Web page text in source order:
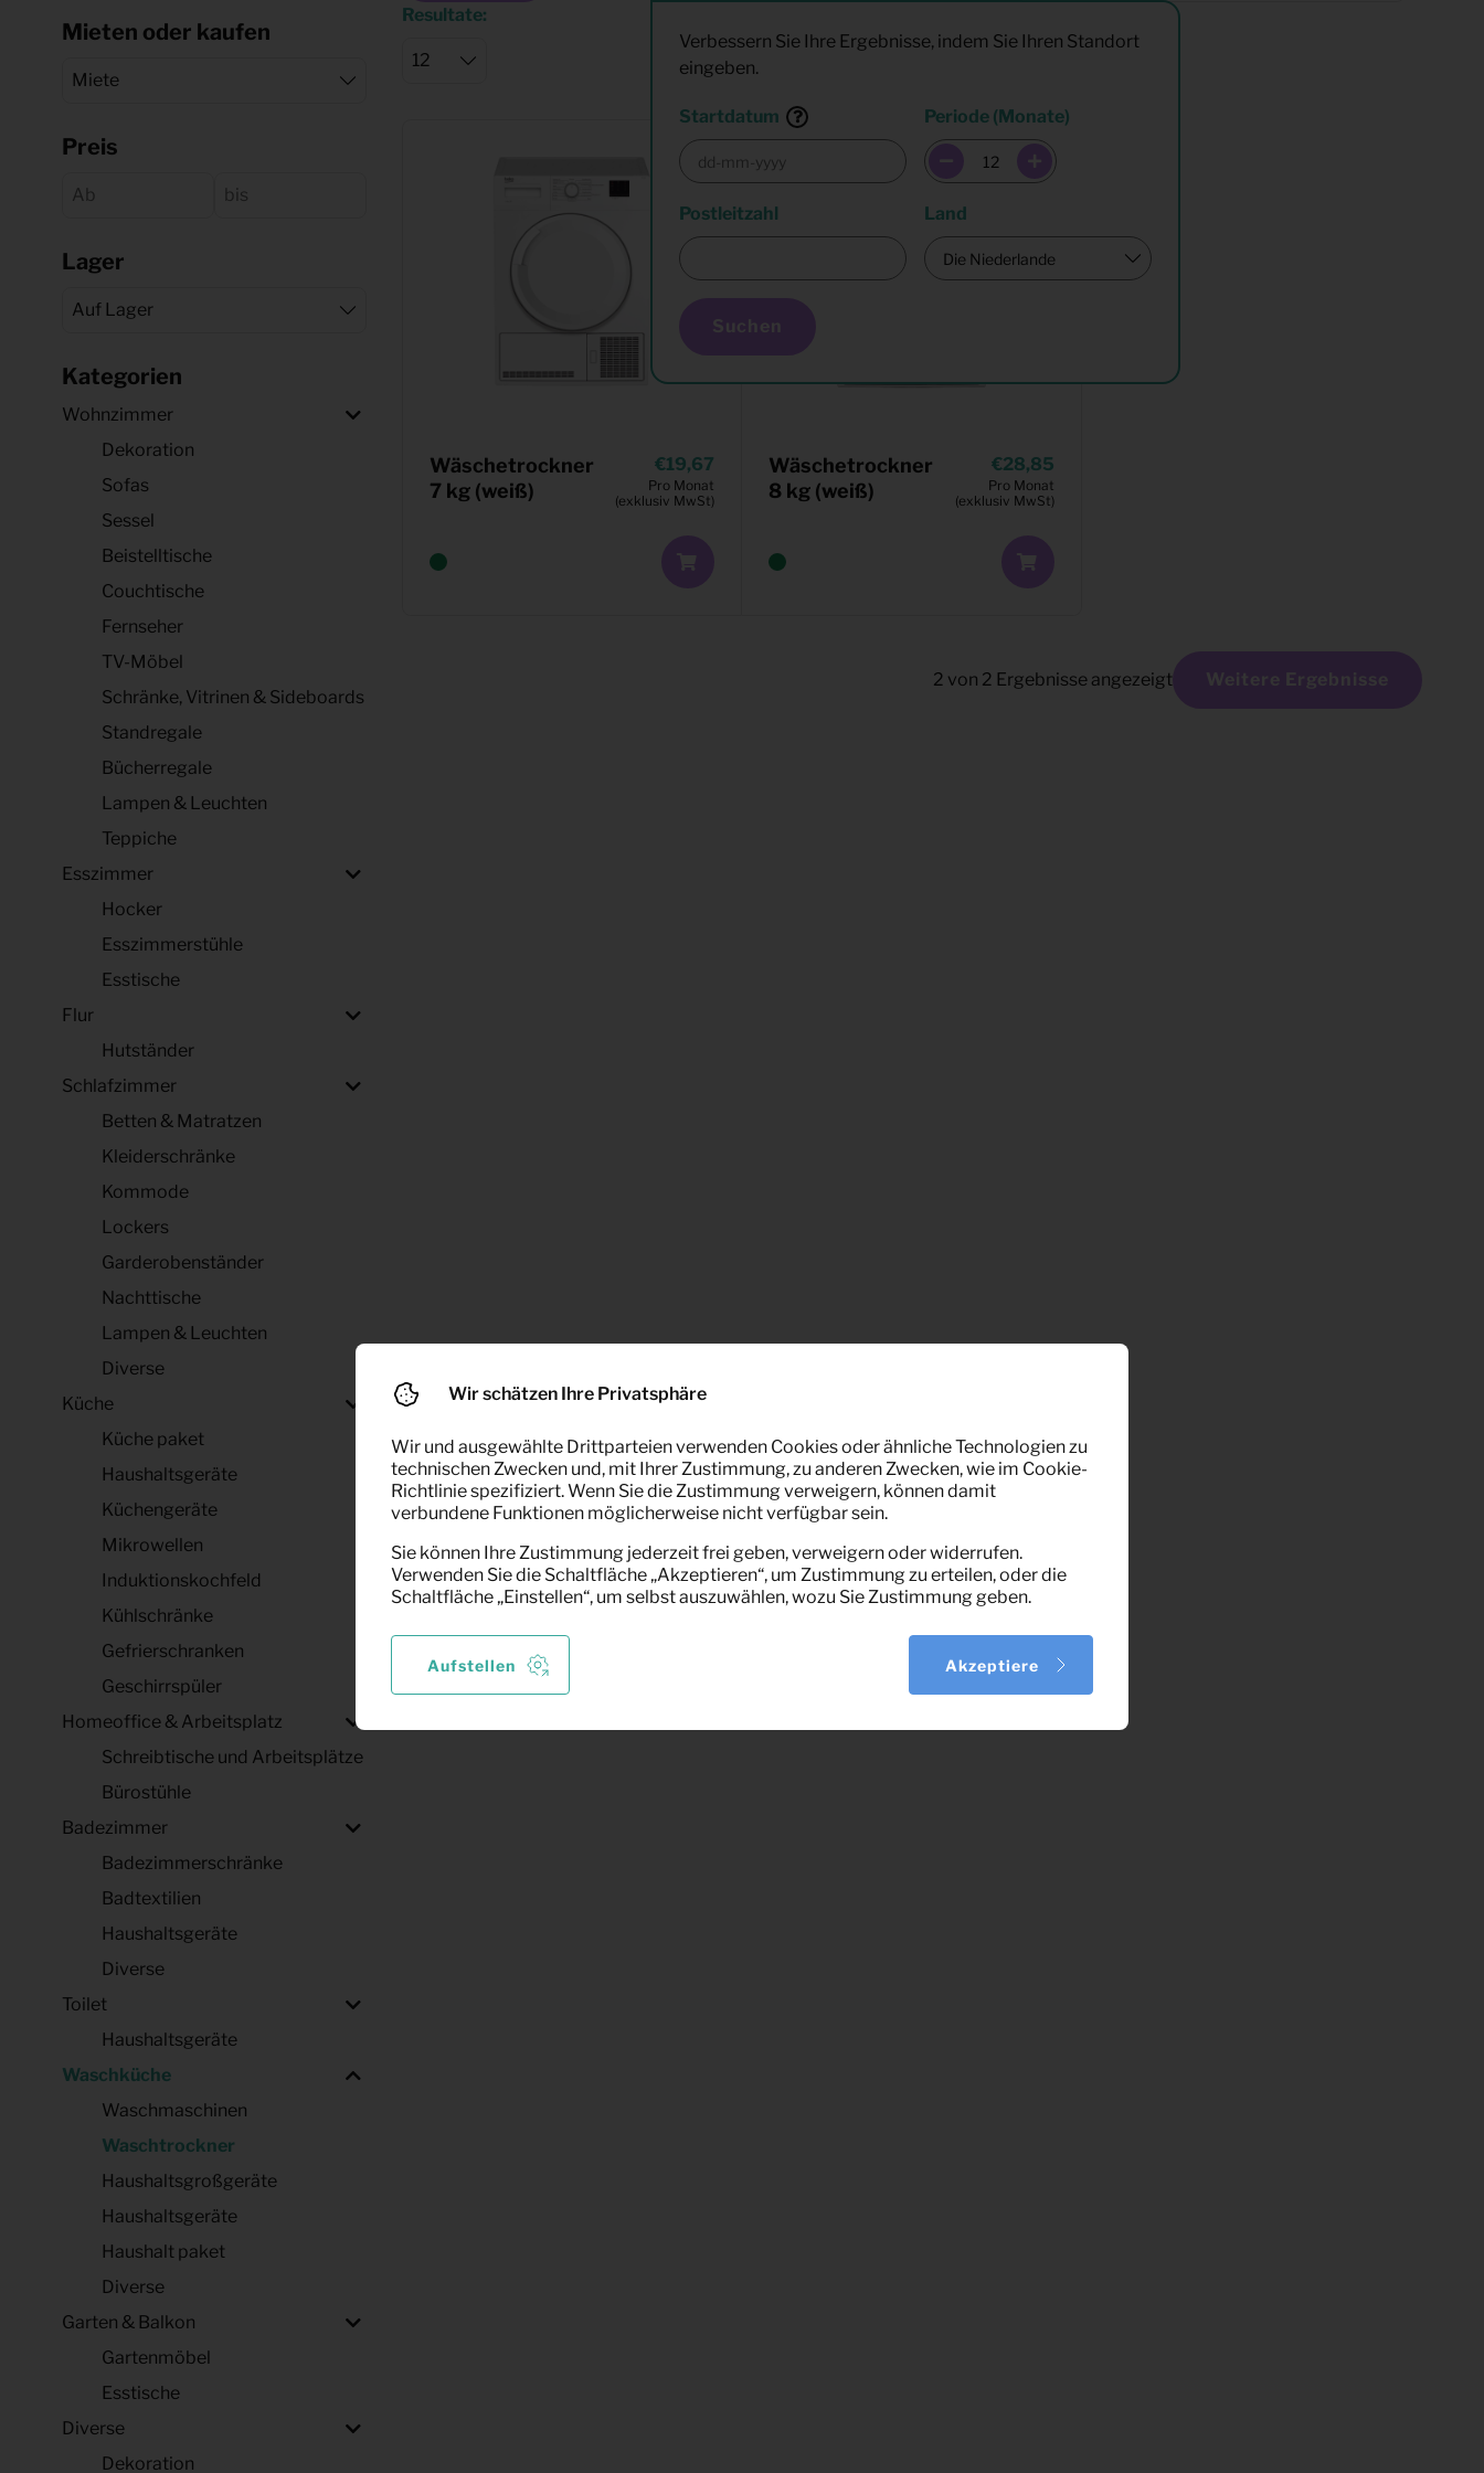
Mieten oder kaufen
Preis
Lager
Kategorien
Wohnzimmer
Dekoration
Sofas
Sessel
Beistelltische
Couchtische
Fernseher
TV-Möbel
Schränke, Vitrinen & Sideboards
Standregale
Bücherregale
Lampen & Leuchten
Teppiche
Esszimmer
Hocker
Esszimmerstühle
Esstische
Flur
Hutständer
Schlafzimmer
Betten & Matratzen
Kleiderschränke
Kommode
Lockers
Garderobenständer
Nachttische
Lampen & Leuchten
Diverse
Küche
Küche paket
Haushaltsgeräte
Küchengeräte
Mikrowellen
Induktionskochfeld
Kühlschränke
Gefrierschranken
Geschirrspüler
Homeoffice & Arbeitsplatz
Schreibtische und Arbeitsplätze
Bürostühle
Badezimmer
Badezimmerschränke
Badtextilien
Haushaltsgeräte
Diverse
Toilet
Haushaltsgeräte
Waschküche
Waschmaschinen
Waschtrockner
Haushaltsgroßgeräte
Haushaltsgeräte
Haushalt paket
Diverse
Garten & Balkon
Gartenmöbel
Esstische
Diverse
Dekoration
Verbessern Sie Ihre Ergebnisse, indem Sie Ihren Standort
eingeben.
Startdatum Periode (Monate)
Postleitzahl Land
Suchen
Resultate:
Wäschetrockner
7 kg (weiß)
19,67
Pro Monat
(exklusiv MwSt)
Wäschetrockner
8 kg (weiß)
28,85
Pro Monat
(exklusiv MwSt)
2 von 2 Ergebnisse angezeigt Weitere Ergebnisse
Wir schätzen Ihre Privatsphäre
Wir und ausgewählte Drittparteien verwenden Cookies oder ähnliche Technologien zu
technischen Zwecken und, mit Ihrer Zustimmung, zu anderen Zwecken, wie im Cookie-
Richtlinie spezifiziert. Wenn Sie die Zustimmung verweigern, können damit
verbundene Funktionen möglicherweise nicht verfügbar sein.
Sie können Ihre Zustimmung jederzeit frei geben, verweigern oder widerrufen.
Verwenden Sie die Schaltfläche „Akzeptieren“, um Zustimmung zu erteilen, oder die
Schaltfläche „Einstellen“, um selbst auszuwählen, wozu Sie Zustimmung geben.
Aufstellen Akzeptiere